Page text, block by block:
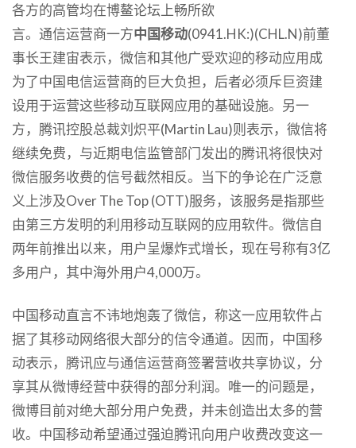
各方的高管均在博鳌论坛上畅所欲
言。通信运营商一方中国移动(0941.HK:)(CHL.N)前董
事长王建宙表示，微信和其他广受欢迎的移动应用成
为了中国电信运营商的巨大负担，后者必须斥巨资建
设用于运营这些移动互联网应用的基础设施。另一
方，腾讯控股总裁刘炽平(Martin Lau)则表示，微信将
继续免费，与近期电信监管部门发出的腾讯将很快对
微信服务收费的信号截然相反。 当下的争论在广泛意
义上涉及Over The Top (OTT)服务，该服务是指那些
由第三方发明的利用移动互联网的应用软件。微信自
两年前推出以来，用户呈爆炸式增长，现在号称有3亿
多用户，其中海外用户4,000万。
中国移动直言不讳地炮轰了微信，称这一应用软件占
据了其移动网络很大部分的信令通道。因而，中国移
动表示，腾讯应与通信运营商签署营收共享协议，分
享其从微博经营中获得的部分利润。唯一的问题是，
微博目前对绝大部分用户免费，并未创造出太多的营
收。中国移动希望通过强迫腾讯向用户收费改变这一